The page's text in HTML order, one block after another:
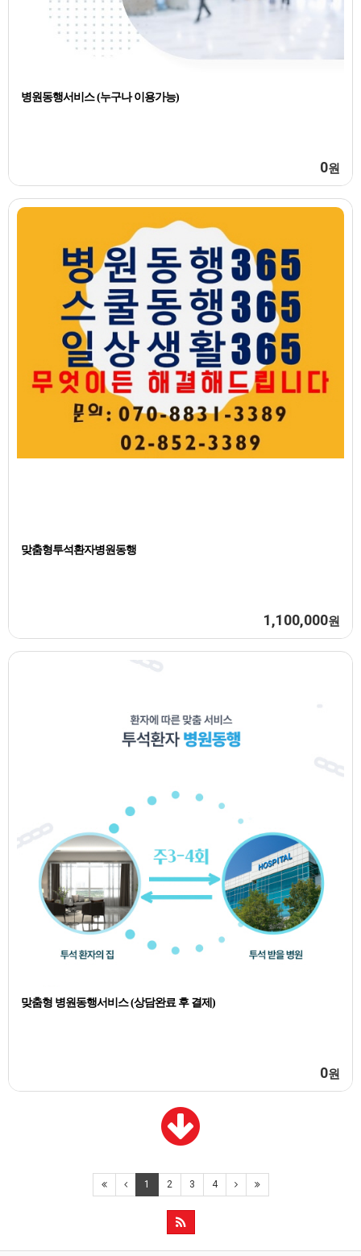
병원동행서비스 (누구나 이용가능)
0원
맞춤형투석환자병원동행
1,100,000원
맞춤형 병원동행서비스 (상담완료 후 결제)
0원
1 2 3 4